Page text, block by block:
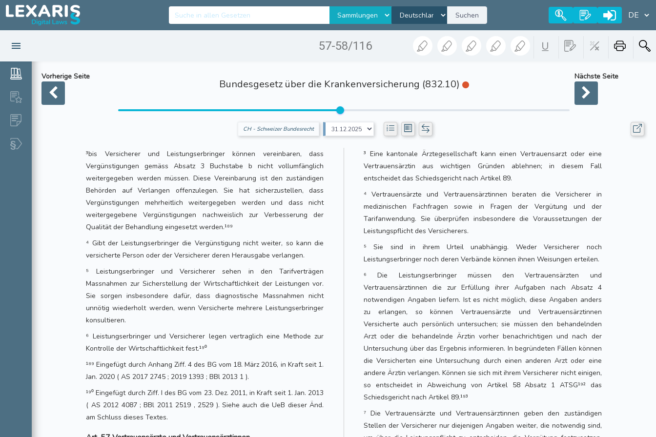
Suchen
57-58/116
Vorherige Seite
Bundesgesetz über die Krankenversicherung (832.10)
Nächste Seite
CH - Schweizer Bundesrecht
³bis Versicherer und Leistungserbringer können vereinbaren, dass
Vergünstigungen gemäss Absatz 3 Buchstabe b nicht vollumfänglich
weitergegeben werden müssen. Diese Vereinbarung ist den zuständigen
Behörden auf Verlangen offenzulegen. Sie hat sicherzustellen, dass
Vergünstigungen mehrheitlich weitergegeben werden und dass nicht
weitergegebene Vergünstigungen nachweislich zur Verbesserung der
Qualität der Behandlung eingesetzt werden.¹⁸⁹
⁴ Gibt der Leistungserbringer die Vergünstigung nicht weiter, so kann die
versicherte Person oder der Versicherer deren Herausgabe verlangen.
⁵ Leistungserbringer und Versicherer sehen in den Tarifverträgen
Massnahmen zur Sicherstellung der Wirtschaftlichkeit der Leistungen vor.
Sie sorgen insbesondere dafür, dass diagnostische Massnahmen nicht
unnötig wiederholt werden, wenn Versicherte mehrere Leistungserbringer
konsultieren.
⁶ Leistungserbringer und Versicherer legen vertraglich eine Methode zur
Kontrolle der Wirtschaftlichkeit fest.¹⁹⁰
¹⁸⁹ Eingefügt durch Anhang Ziff. 4 des BG vom 18. März 2016, in Kraft seit 1.
Jan. 2020 ( AS 2017 2745 ; 2019 1393 ; BBl 2013 1 ).
¹⁹⁰ Eingefügt durch Ziff. I des BG vom 23. Dez. 2011, in Kraft seit 1. Jan. 2013
( AS 2012 4087 ; BBl 2011 2519 , 2529 ). Siehe auch die UeB dieser Änd.
am Schluss dieses Textes.
³ Eine kantonale Ärztegesellschaft kann einen Vertrauensarzt oder eine
Vertrauensärztin aus wichtigen Gründen ablehnen; in diesem Fall
entscheidet das Schiedsgericht nach Artikel 89.
⁴ Vertrauensärzte und Vertrauensärztinnen beraten die Versicherer in
medizinischen Fachfragen sowie in Fragen der Vergütung und der
Tarifanwendung. Sie überprüfen insbesondere die Voraussetzungen der
Leistungspflicht des Versicherers.
⁵ Sie sind in ihrem Urteil unabhängig. Weder Versicherer noch
Leistungserbringer noch deren Verbände können ihnen Weisungen erteilen.
⁶ Die Leistungserbringer müssen den Vertrauensärzten und
Vertrauensärztinnen die zur Erfüllung ihrer Aufgaben nach Absatz 4
notwendigen Angaben liefern. Ist es nicht möglich, diese Angaben anders
zu erlangen, so können Vertrauensärzte und Vertrauensärztinnen
Versicherte auch persönlich untersuchen; sie müssen den behandelnden
Arzt oder die behandelnde Ärztin vorher benachrichtigen und nach der
Untersuchung über das Ergebnis informieren. In begründeten Fällen können
die Versicherten eine Untersuchung durch einen anderen Arzt oder eine
andere Ärztin verlangen. Können sie sich mit ihrem Versicherer nicht einigen,
so entscheidet in Abweichung von Artikel 58 Absatz 1 ATSG¹⁹² das
Schiedsgericht nach Artikel 89.¹⁹³
⁷ Die Vertrauensärzte und Vertrauensärztinnen geben den zuständigen
Stellen der Versicherer nur diejenigen Angaben weiter, die notwendig sind,